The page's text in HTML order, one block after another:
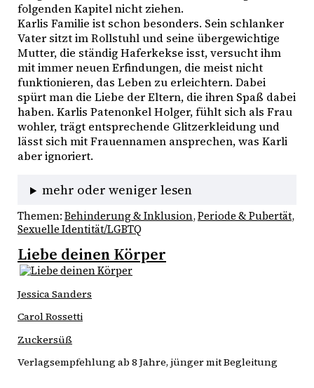
folgenden Kapitel nicht ziehen.
Karlis Familie ist schon besonders. Sein schlanker
Vater sitzt im Rollstuhl und seine übergewichtige
Mutter, die ständig Haferkekse isst, versucht ihm
mit immer neuen Erfindungen, die meist nicht
funktionieren, das Leben zu erleichtern. Dabei
spürt man die Liebe der Eltern, die ihren Spaß dabei
haben. Karlis Patenonkel Holger, fühlt sich als Frau
wohler, trägt entsprechende Glitzerkleidung und
lässt sich mit Frauennamen ansprechen, was Karli
aber ignoriert.
mehr oder weniger lesen
Themen: Behinderung & Inklusion, Periode & Pubertät
Sexuelle Identität/LGBTQ
Liebe deinen Körper
Jessica Sanders
Carol Rossetti
Zuckersüß
Verlagsempfehlung ab 8 Jahre, jünger mit Begleitung